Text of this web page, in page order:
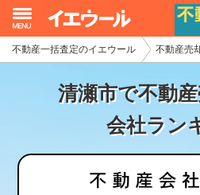
不動産一括査定のイエウール 不動産売
清瀬市で不動
会社ラン
イエウール加盟希望の不動産会社
初めての方へ
不動産の売却・一括査定